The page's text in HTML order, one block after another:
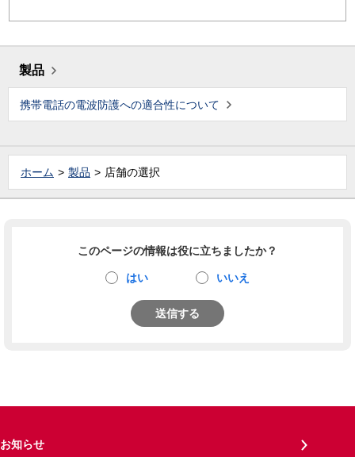
製品
携帯電話の電波防護への適合性について
ホーム 製品 店舗の選択
このページの情報は役に立ちましたか？
はい いいえ
送信する
お知らせ